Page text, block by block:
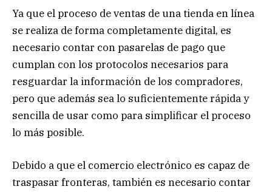
Ya que el proceso de ventas de una tienda en línea
se realiza de forma completamente digital, es
necesario contar con pasarelas de pago que
cumplan con los protocolos necesarios para
resguardar la información de los compradores,
pero que además sea lo suficientemente rápida y
sencilla de usar como para simplificar el proceso
lo más posible.
Debido a que el comercio electrónico es capaz de
traspasar fronteras, también es necesario contar